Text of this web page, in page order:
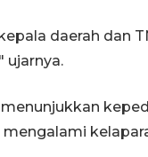
daerah dan
ujarnya.